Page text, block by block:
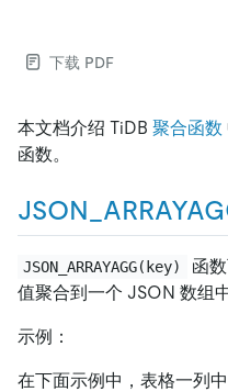
下载 PDF
本文档介绍 TiDB 聚合函数
函数。
JSON_ARRAYAGG(key) 函
值聚合到一个 JSON 数组中
示例：
在下面示例中，表格一列